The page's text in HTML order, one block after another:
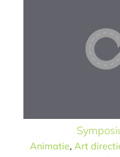
Animatie, Art